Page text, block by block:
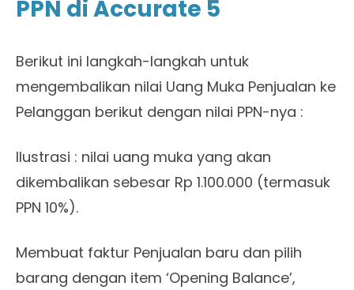
PPN di Accurate 5
Berikut ini langkah-langkah untuk
mengembalikan nilai Uang Muka Penjualan ke
Pelanggan berikut dengan nilai PPN-nya :
Ilustrasi : nilai uang muka yang akan
dikembalikan sebesar Rp 1.100.000 (termasuk
PPN 10%).
Membuat faktur Penjualan baru dan pilih
barang dengan item ‘Opening Balance’,